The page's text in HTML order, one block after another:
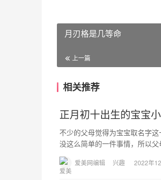
月刃格是几等命
上一篇
相关推荐
正月初十出生的宝宝
不少的父母觉得为宝宝取名字
没这么简单的一件事情，所以
爱美网编辑 兴趣 2022年